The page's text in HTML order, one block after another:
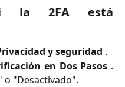
la 2FA está
y seguridad .
en Dos Pasos .
o "Desactivado".